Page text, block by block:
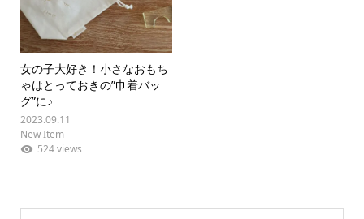
女の子大好き！小さなおもち
ゃはとっておきの”巾着バッ
グ”に♪
2023.09.11
New Item
524 views